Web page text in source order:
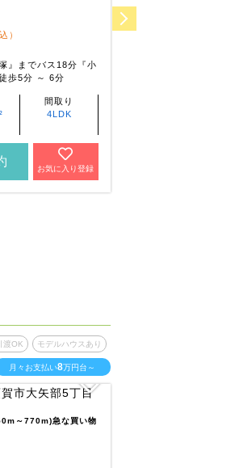
）
』までバス18分『小
歩5分 ～ 6分
間取り
4LDK
お気に入り登録
渡OK モデルハウスあり
月々お支払い8万円台～
～770m)急な買い物